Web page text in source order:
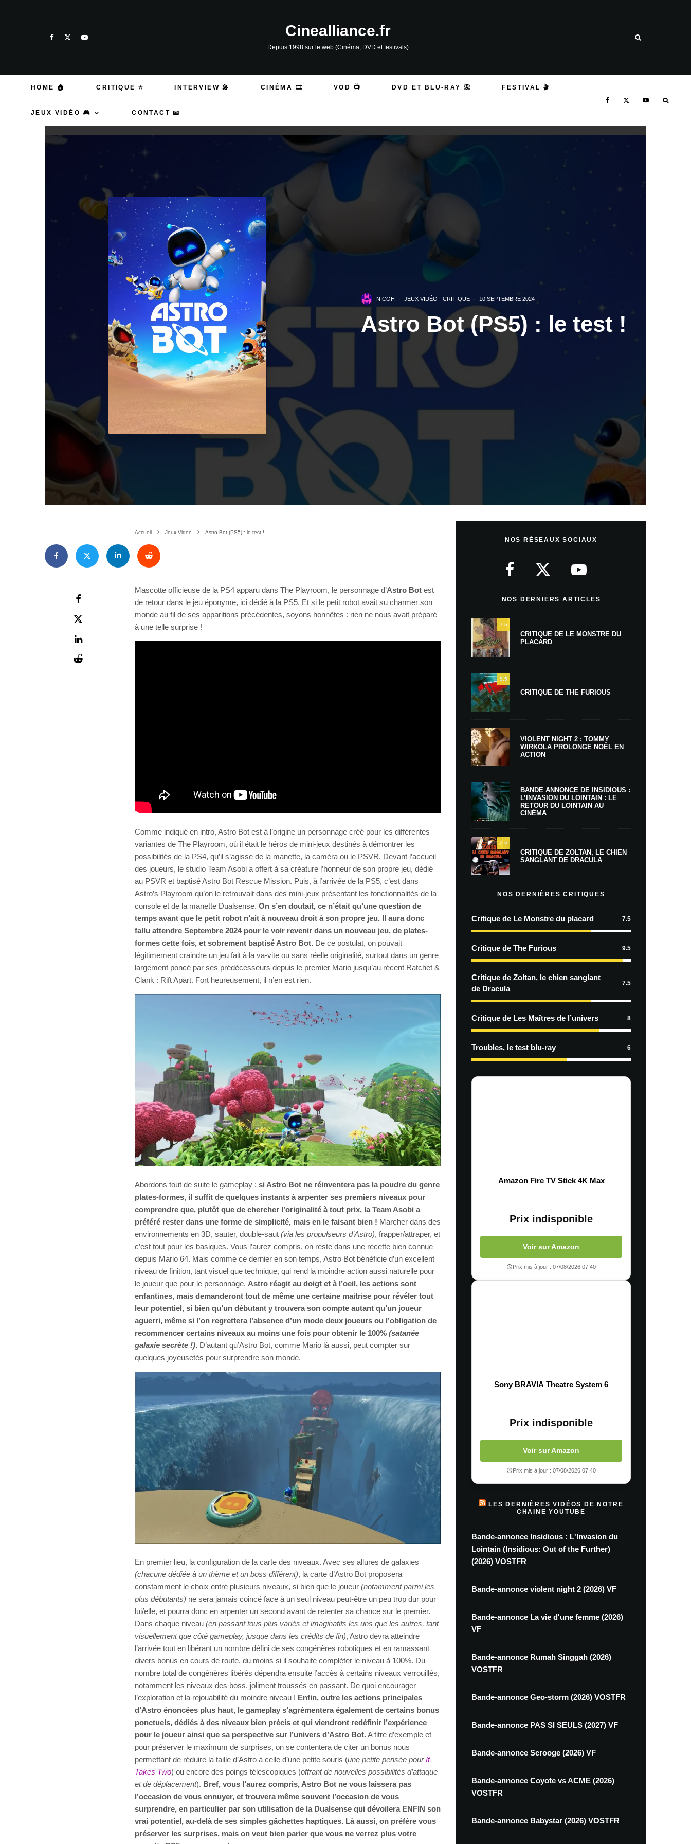
Cinealliance.fr
Depuis 1998 sur le web (Cinéma, DVD et festivals)
HOME 🏠 CRITIQUE ⭐ INTERVIEW 🎤 CINÉMA 🎞️ VOD 📺 DVD ET BLU-RAY 📀 FESTIVAL 🎬
JEUX VIDÉO 🎮 CONTACT 📧
NICOH · JEUX VIDÉO CRITIQUE · 10 SEPTEMBRE 2024
Astro Bot (PS5) : le test !
Accueil Jeux Vidéo Astro Bot (PS5) : le test !
Mascotte officieuse de la PS4 apparu dans The Playroom, le personnage d’Astro Bot est
de retour dans le jeu éponyme, ici dédié à la PS5. Et si le petit robot avait su charmer son
monde au fil de ses apparitions précédentes, soyons honnêtes : rien ne nous avait préparé
à une telle surprise !
Comme indiqué en intro, Astro Bot est à l’origine un personnage créé pour les différentes
variantes de The Playroom, où il était le héros de mini-jeux destinés à démontrer les
possibilités de la PS4, qu’il s’agisse de la manette, la caméra ou le PSVR. Devant l’accueil
des joueurs, le studio Team Asobi a offert à sa créature l’honneur de son propre jeu, dédié
au PSVR et baptisé Astro Bot Rescue Mission. Puis, à l’arrivée de la PS5, c’est dans
Astro’s Playroom qu’on le retrouvait dans des mini-jeux présentant les fonctionnalités de la
console et de la manette Dualsense. On s’en doutait, ce n’était qu’une question de
temps avant que le petit robot n’ait à nouveau droit à son propre jeu. Il aura donc
fallu attendre Septembre 2024 pour le voir revenir dans un nouveau jeu, de plates-
formes cette fois, et sobrement baptisé Astro Bot. De ce postulat, on pouvait
légitimement craindre un jeu fait à la va-vite ou sans réelle originalité, surtout dans un genre
largement poncé par ses prédécesseurs depuis le premier Mario jusqu’au récent Ratchet &
Clank : Rift Apart. Fort heureusement, il n’en est rien.
Abordons tout de suite le gameplay : si Astro Bot ne réinventera pas la poudre du genre
plates-formes, il suffit de quelques instants à arpenter ses premiers niveaux pour
comprendre que, plutôt que de chercher l’originalité à tout prix, la Team Asobi a
préféré rester dans une forme de simplicité, mais en le faisant bien ! Marcher dans des
environnements en 3D, sauter, double-saut (via les propulseurs d’Astro), frapper/attraper, et
c’est tout pour les basiques. Vous l’aurez compris, on reste dans une recette bien connue
depuis Mario 64. Mais comme ce dernier en son temps, Astro Bot bénéficie d’un excellent
niveau de finition, tant visuel que technique, qui rend la moindre action aussi naturelle pour
le joueur que pour le personnage. Astro réagit au doigt et à l’oeil, les actions sont
enfantines, mais demanderont tout de même une certaine maitrise pour révéler tout
leur potentiel, si bien qu’un débutant y trouvera son compte autant qu’un joueur
aguerri, même si l’on regrettera l’absence d’un mode deux joueurs ou l’obligation de
recommencer certains niveaux au moins une fois pour obtenir le 100% (satanée
galaxie secrète !). D’autant qu’Astro Bot, comme Mario là aussi, peut compter sur
quelques joyeusetés pour surprendre son monde.
En premier lieu, la configuration de la carte des niveaux. Avec ses allures de galaxies
(chacune dédiée à un thème et un boss différent), la carte d’Astro Bot proposera
constamment le choix entre plusieurs niveaux, si bien que le joueur (notamment parmi les
plus débutants) ne sera jamais coincé face à un seul niveau peut-être un peu trop dur pour
lui/elle, et pourra donc en arpenter un second avant de retenter sa chance sur le premier.
Dans chaque niveau (en passant tous plus variés et imaginatifs les uns que les autres, tant
visuellement que côté gameplay, jusque dans les crédits de fin), Astro devra atteindre
l’arrivée tout en libérant un nombre défini de ses congénères robotiques et en ramassant
divers bonus en cours de route, du moins si il souhaite compléter le niveau à 100%. Du
nombre total de congénères libérés dépendra ensuite l’accès à certains niveaux verrouillés,
notamment les niveaux des boss, joliment troussés en passant. De quoi encourager
l’exploration et la rejouabilité du moindre niveau ! Enfin, outre les actions principales
d’Astro énoncées plus haut, le gameplay s’agrémentera également de certains bonus
ponctuels, dédiés à des niveaux bien précis et qui viendront redéfinir l’expérience
pour le joueur ainsi que sa perspective sur l’univers d’Astro Bot.A titre d’exemple et
pour préserver le maximum de surprises, on se contentera de citer un bonus nous
permettant de réduire la taille d’Astro à celle d’une petite souris (une petite pensée pourIt
Takes Two) ou encore des poings télescopiques (offrant de nouvelles possibilités d’attaque
et de déplacement). Bref, vous l’aurez compris, Astro Bot ne vous laissera pas
l’occasion de vous ennuyer, et trouvera même souvent l’occasion de vous
surprendre, en particulier par son utilisation de la Dualsense qui dévoilera ENFIN son
vrai potentiel, au-delà de ses simples gâchettes haptiques. Là aussi, on préfère vous
préserver les surprises, mais on veut bien parier que vous ne verrez plus votre
NOS RÉSEAUX SOCIAUX
NOS DERNIERS ARTICLES
7.5
CRITIQUE DE LE MONSTRE DU
PLACARD
9.5
CRITIQUE DE THE FURIOUS
VIOLENT NIGHT 2 : TOMMY
WIRKOLA PROLONGE NOËL EN
ACTION
BANDE ANNONCE DE INSIDIOUS :
L’INVASION DU LOINTAIN : LE
RETOUR DU LOINTAIN AU
CINÉMA
7.5
CRITIQUE DE ZOLTAN, LE CHIEN
SANGLANT DE DRACULA
NOS DERNIÈRES CRITIQUES
Critique de Le Monstre du placard 7.5
Critique de The Furious 9.5
Critique de Zoltan, le chien sanglant
de Dracula
7.5
Critique de Les Maîtres de l’univers 8
Troubles, le test blu-ray 6
Amazon Fire TV Stick 4K Max
Prix indisponible
Voir sur Amazon
Prix mis à jour : 07/08/2026 07:40
Sony BRAVIA Theatre System 6
Prix indisponible
Voir sur Amazon
Prix mis à jour : 07/08/2026 07:40
LES DERNIÈRES VIDÉOS DE NOTRE
CHAINE YOUTUBE
Bande-annonce Insidious : L'Invasion du
Lointain (Insidious: Out of the Further)
(2026) VOSTFR
Bande-annonce violent night 2 (2026) VF
Bande-annonce La vie d'une femme (2026)
VF
Bande-annonce Rumah Singgah (2026)
VOSTFR
Bande-annonce Geo-storm (2026) VOSTFR
Bande-annonce PAS SI SEULS (2027) VF
Bande-annonce Scrooge (2026) VF
Bande-annonce Coyote vs ACME (2026)
VOSTFR
Bande-annonce Babystar (2026) VOSTFR